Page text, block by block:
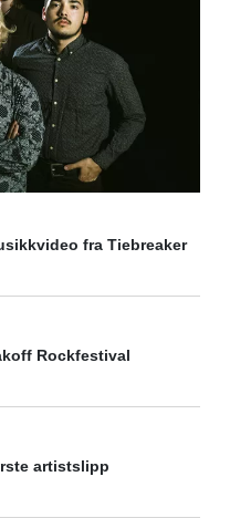
fra Tiebreaker
Rockfestival
artistslipp